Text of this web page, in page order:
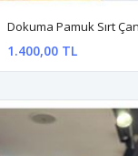
Dokuma Pamuk Sırt
1.400,00 TL